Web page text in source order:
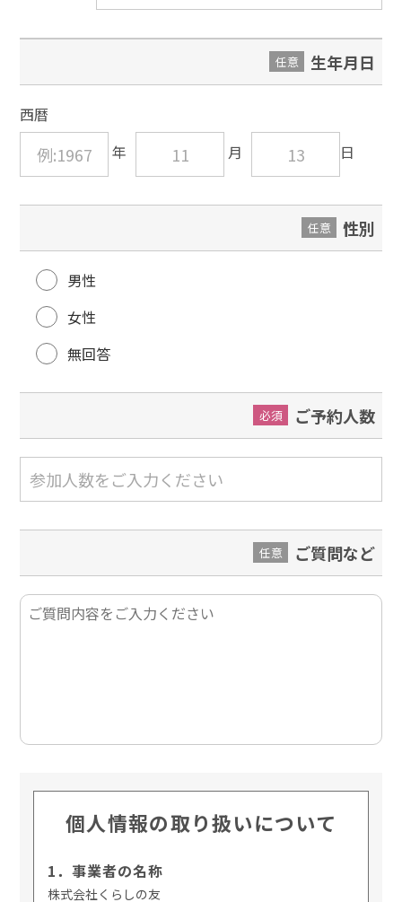
生年月日
任意
西暦
性別
任意
男性
女性
無回答
ご予約人数
必須
ご質問など
任意
個人情報の取り扱いについて
1．事業者の名称
株式会社くらしの友